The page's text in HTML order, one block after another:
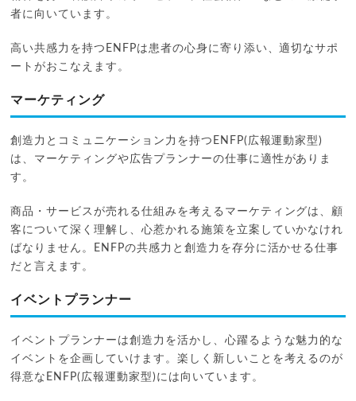
者に向いています。
高い共感力を持つENFPは患者の心身に寄り添い、適切なサポ
ートがおこなえます。
マーケティング
創造力とコミュニケーション力を持つENFP(広報運動家型)
は、マーケティングや広告プランナーの仕事に適性がありま
す。
商品・サービスが売れる仕組みを考えるマーケティングは、顧
客について深く理解し、心惹かれる施策を立案していかなけれ
ばなりません。ENFPの共感力と創造力を存分に活かせる仕事
だと言えます。
イベントプランナー
イベントプランナーは創造力を活かし、心躍るような魅力的な
イベントを企画していけます。楽しく新しいことを考えるのが
得意なENFP(広報運動家型)には向いています。